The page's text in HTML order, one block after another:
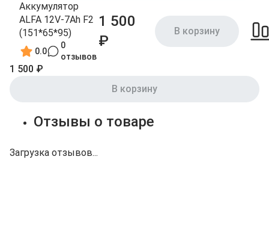
Аккумулятор
ALFA 12V-7Ah F2
(151*65*95)
0.0
0
отзывов
1 500
₽
В корзину
1 500 ₽
В корзину
Отзывы о товаре
Загрузка отзывов...